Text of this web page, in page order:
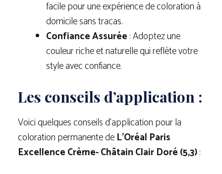
facile pour une expérience de coloration à
domicile sans tracas.
Confiance Assurée: Adoptez une
couleur riche et naturelle qui reflète votre
style avec confiance.
Les conseils d’application :
Voici quelques conseils d’application pour la
coloration permanente deL’Oréal Paris
Excellence Crème- Châtain Clair Doré (5,3):